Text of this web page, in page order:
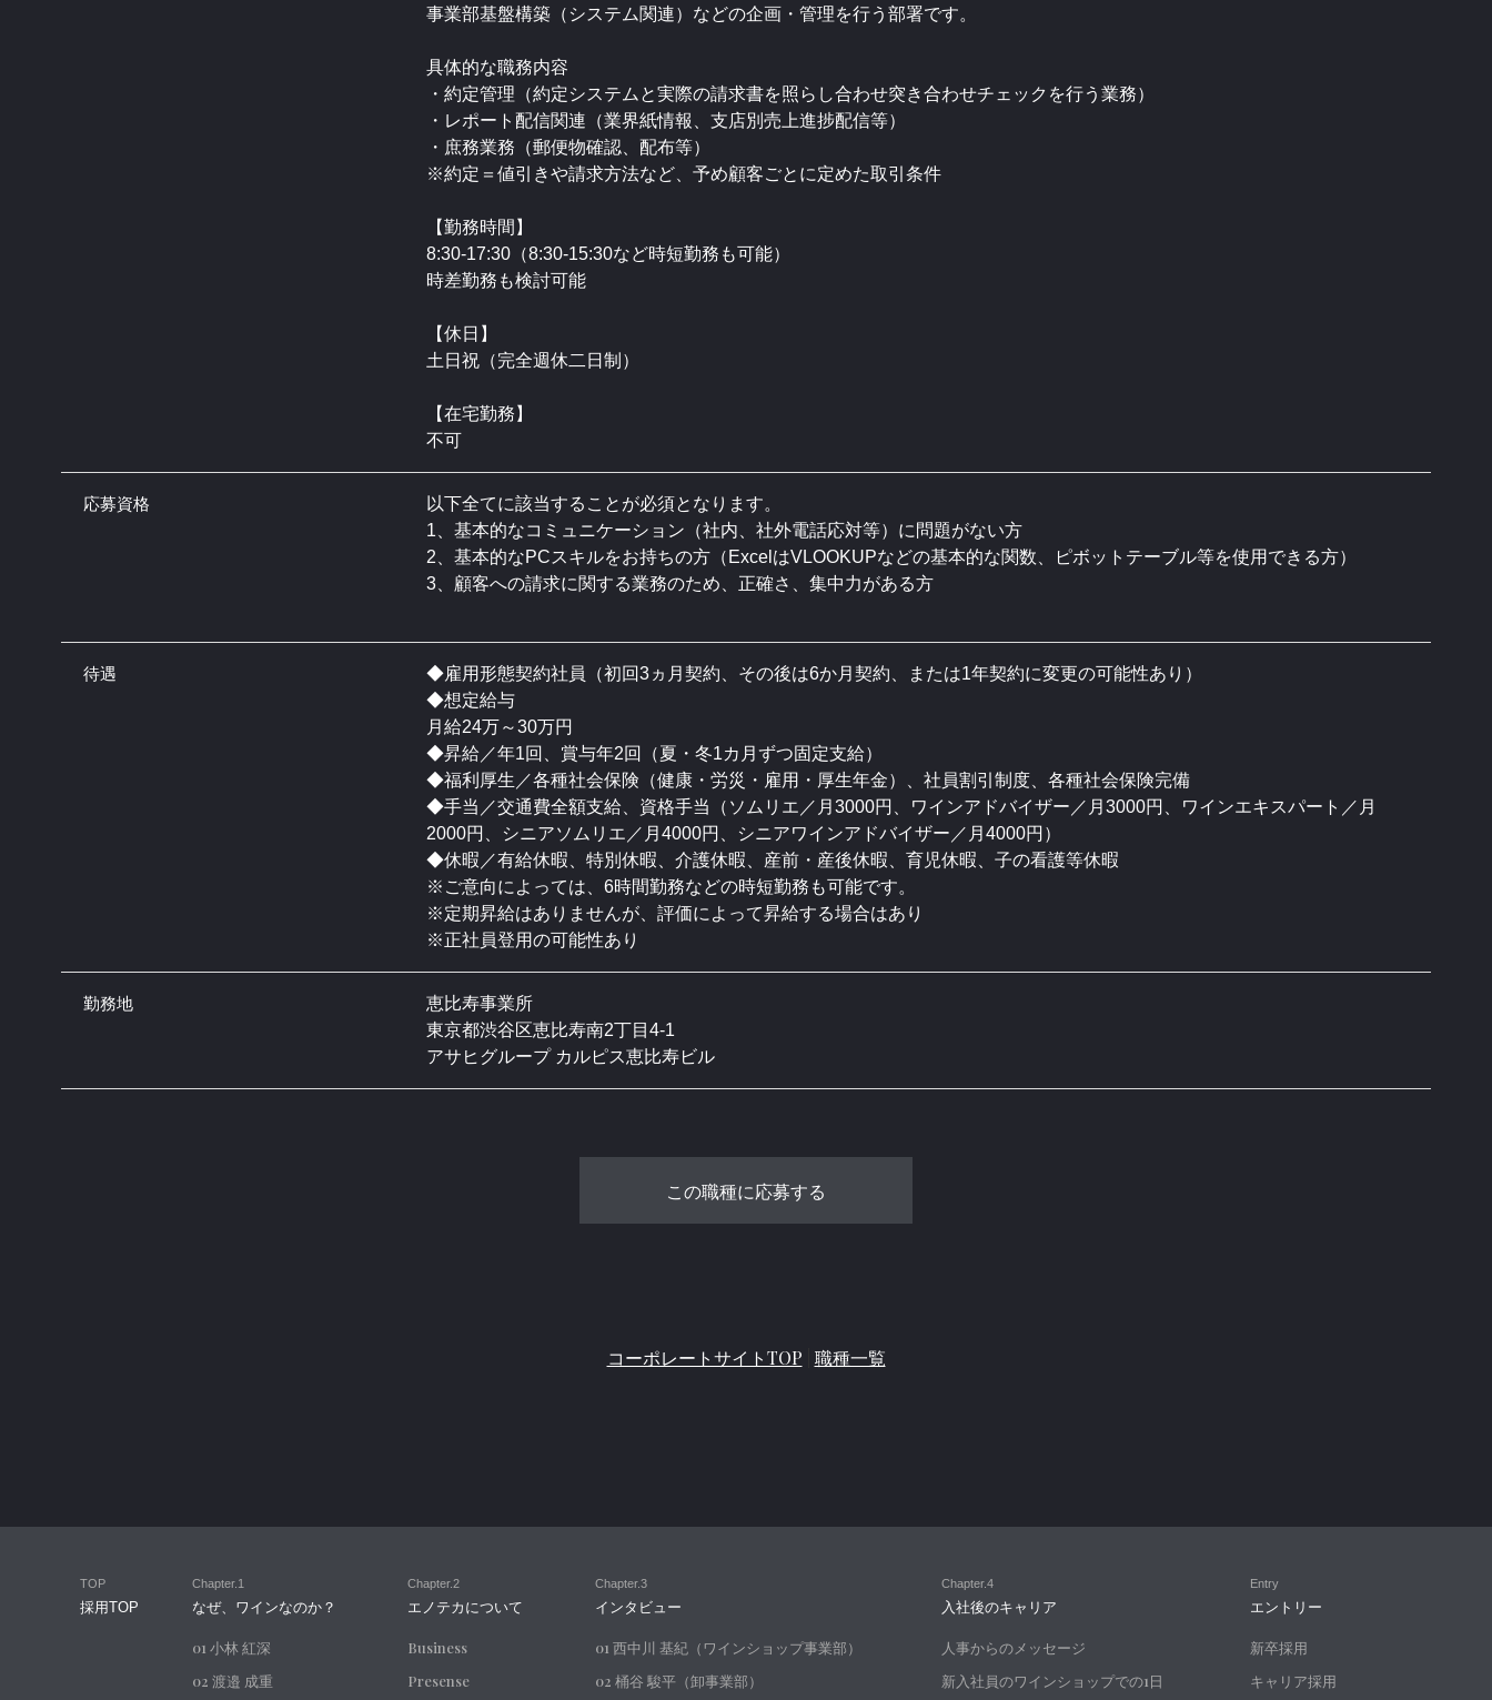
事業部基盤構築（システム関連）などの企画・管理を行う部署です。
具体的な職務内容
・約定管理（約定システムと実際の請求書を照らし合わせ突き合わせチェックを行う業務）
・レポート配信関連（業界紙情報、支店別売上進捗配信等）
・庶務業務（郵便物確認、配布等）
※約定＝値引きや請求方法など、予め顧客ごとに定めた取引条件
【勤務時間】
8:30-17:30（8:30-15:30など時短勤務も可能）
時差勤務も検討可能
【休日】
土日祝（完全週休二日制）
【在宅勤務】
不可
応募資格
以下全てに該当することが必須となります。
1、基本的なコミュニケーション（社内、社外電話応対等）に問題がない方
2、基本的なPCスキルをお持ちの方（ExcelはVLOOKUPなどの基本的な関数、ピボットテーブル等を使用できる方）
3、顧客への請求に関する業務のため、正確さ、集中力がある方
待遇
◆雇用形態契約社員（初回3ヵ月契約、その後は6か月契約、または1年契約に変更の可能性あり）
◆想定給与
月給24万～30万円
◆昇給／年1回、賞与年2回（夏・冬1カ月ずつ固定支給）
◆福利厚生／各種社会保険（健康・労災・雇用・厚生年金）、社員割引制度、各種社会保険完備
◆手当／交通費全額支給、資格手当（ソムリエ／月3000円、ワインアドバイザー／月3000円、ワインエキスパート／月
2000円、シニアソムリエ／月4000円、シニアワインアドバイザー／月4000円）
◆休暇／有給休暇、特別休暇、介護休暇、産前・産後休暇、育児休暇、子の看護等休暇
※ご意向によっては、6時間勤務などの時短勤務も可能です。
※定期昇給はありませんが、評価によって昇給する場合はあり
※正社員登用の可能性あり
勤務地
恵比寿事業所
東京都渋谷区恵比寿南2丁目4-1
アサヒグループ カルピス恵比寿ビル
コーポレートサイトTOP 職種一覧
TOP
採用TOP
Chapter.1
なぜ、ワインなのか？
01 小林 紅深
02 渡邉 成重
Chapter.2
エノテカについて
Business
Presense
Chapter.3
インタビュー
01 西中川 基紀（ワインショップ事業部）
02 桶谷 駿平（卸事業部）
Chapter.4
入社後のキャリア
人事からのメッセージ
新入社員のワインショップでの1日
Entry
エントリー
新卒採用
キャリア採用